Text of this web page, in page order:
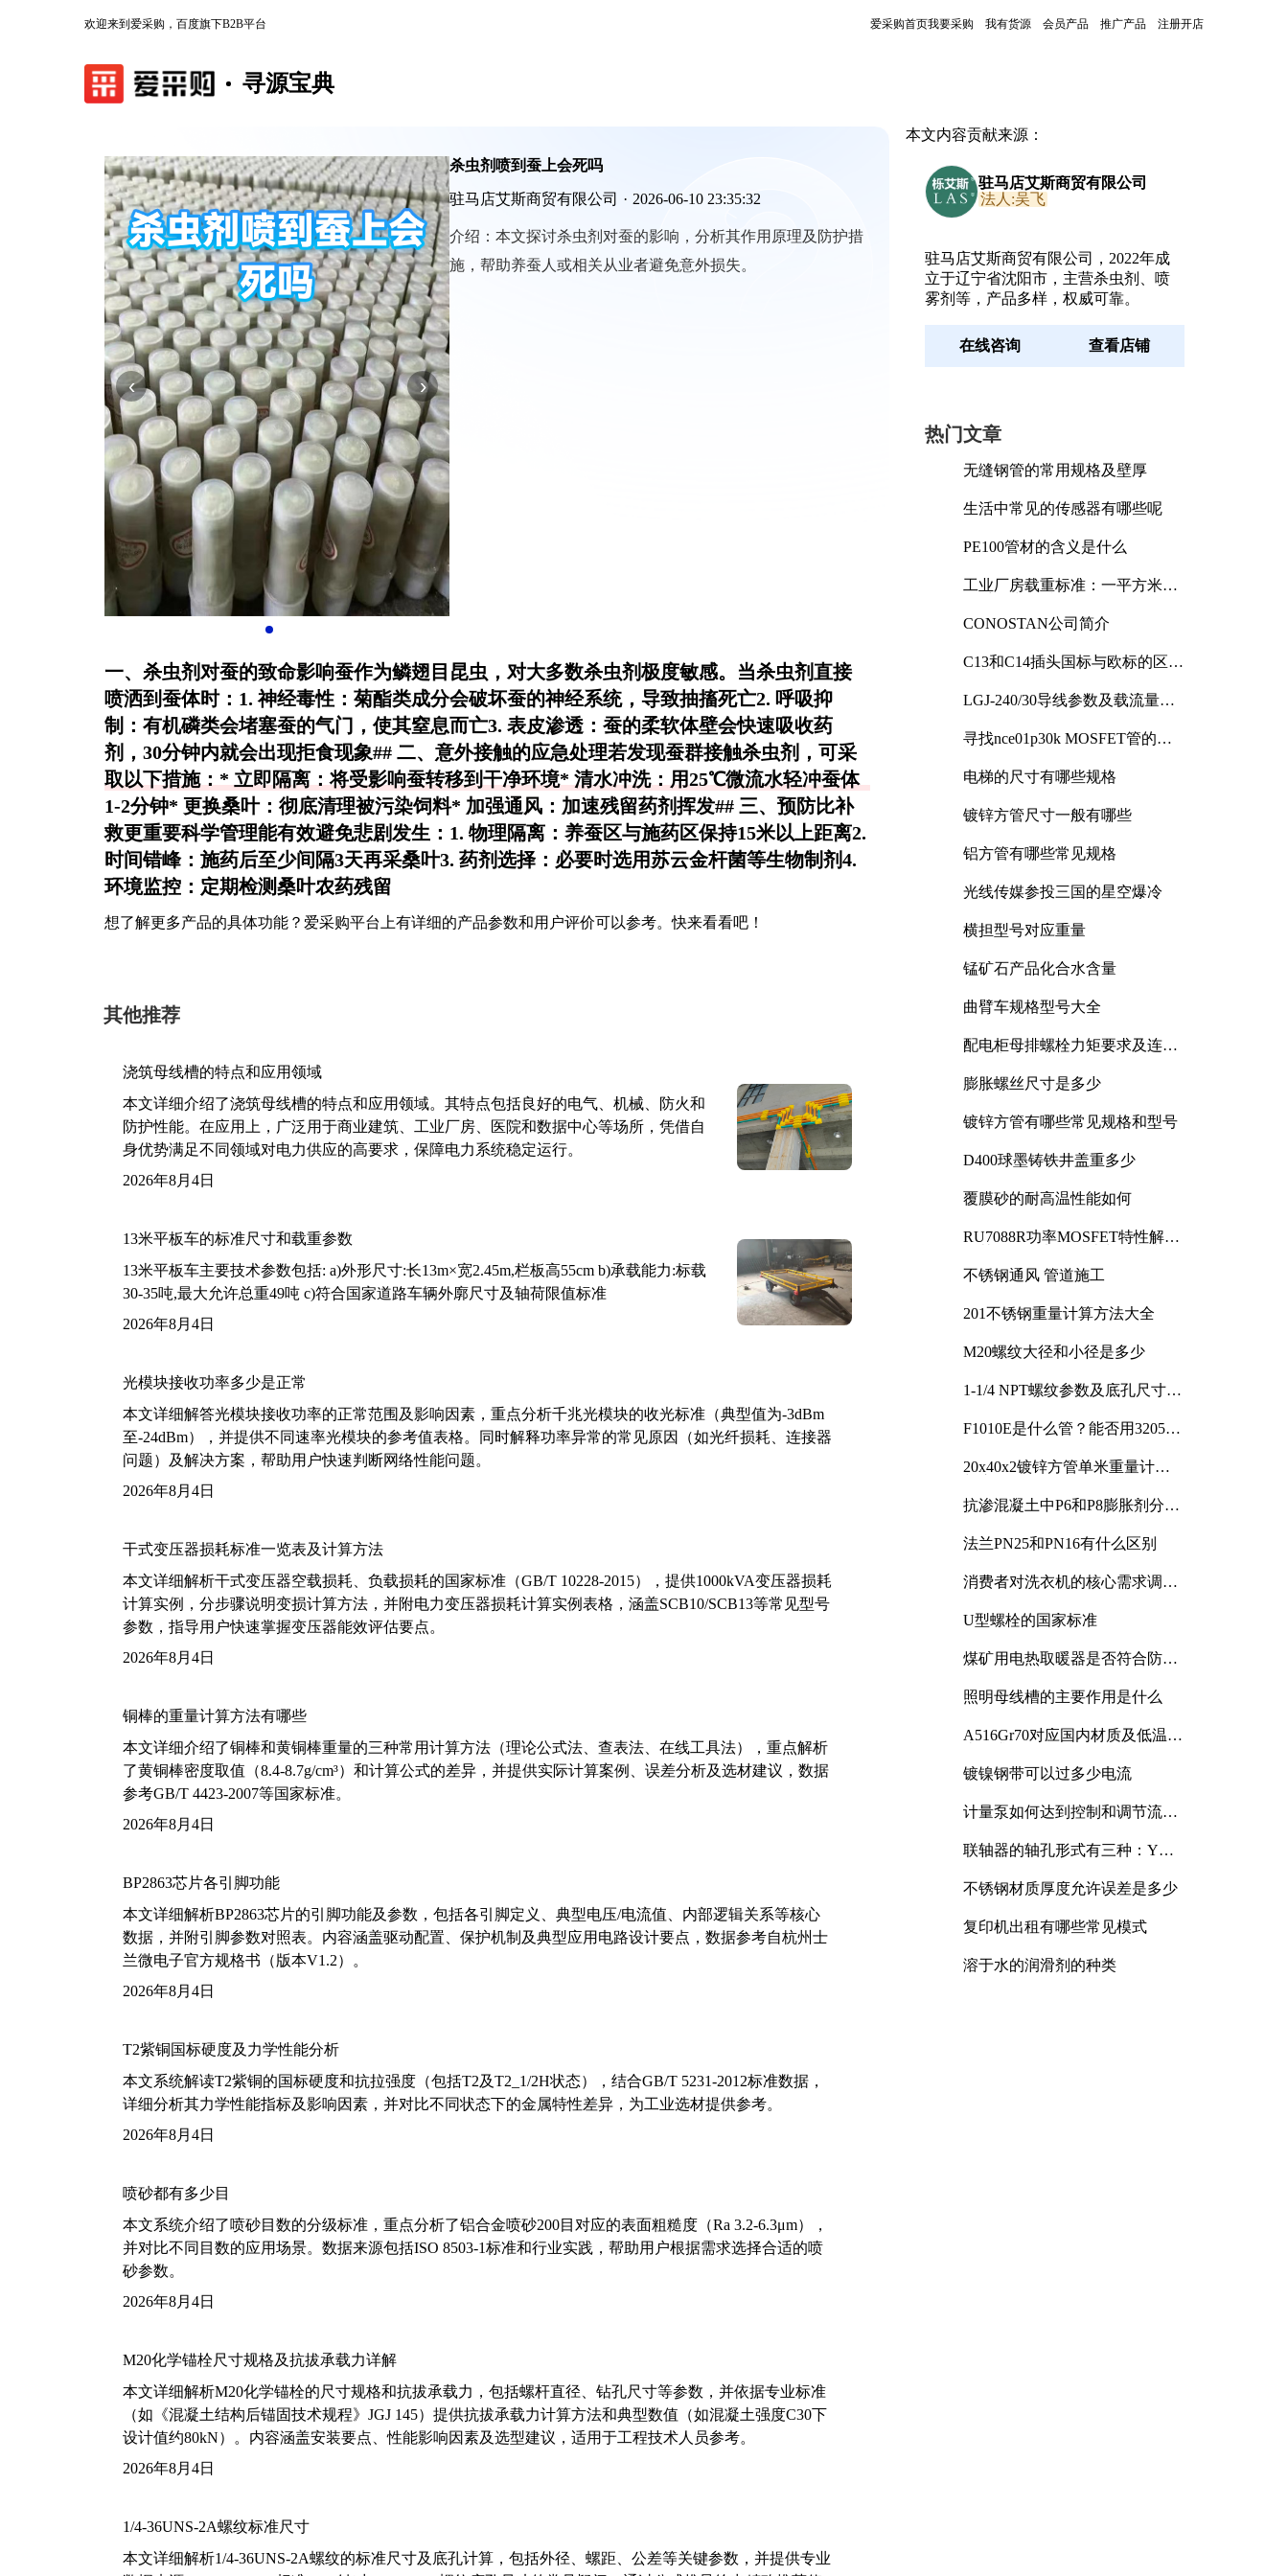
欢迎来到爱采购，百度旗下B2B平台 爱采购首页我要采购 我有货源 会员产品 推广产品 注册开店
寻源宝典
‹ ›
杀虫剂喷到蚕上会死吗
驻马店艾斯商贸有限公司 · 2026-06-10 23:35:32
介绍： 本文探讨杀虫剂对蚕的影响，分析其作用原理及防护措
施，帮助养蚕人或相关从业者避免意外损失。
一、杀虫剂对蚕的致命影响蚕作为鳞翅目昆虫，对大多数杀虫剂极度敏感。当杀虫剂直接
喷洒到蚕体时：1.神经毒性 ：菊酯类成分会破坏蚕的神经系统，导致抽搐死亡2. 呼吸抑
制 ：有机磷类会堵塞蚕的气门，使其窒息而亡3. 表皮渗透 ：蚕的柔软体壁会快速吸收药
剂，30分钟内就会出现拒食现象## 二、意外接触的应急处理若发现蚕群接触杀虫剂，可采
取以下措施：* 立即隔离 ：将受影响蚕转移到干净环境* 清水冲洗：用25℃微流水轻冲蚕体
1-2分钟* 更换桑叶：彻底清理被污染饲料* 加强通风 ：加速残留药剂挥发## 三、预防比补
救更重要科学管理能有效避免悲剧发生：1. 物理隔离 ：养蚕区与施药区保持15米以上距离2.
时间错峰：施药后至少间隔3天再采桑叶3. 药剂选择 ：必要时选用苏云金杆菌等生物制剂4.
环境监控 ：定期检测桑叶农药残留
想了解更多产品的具体功能？爱采购平台上有详细的产品参数和用户评价可以参考。快来看看吧！
其他推荐
浇筑母线槽的特点和应用领域
本文详细介绍了浇筑母线槽的特点和应用领域。其特点包括良好的电气、机械、防火和
防护性能。在应用上，广泛用于商业建筑、工业厂房、医院和数据中心等场所，凭借自
身优势满足不同领域对电力供应的高要求，保障电力系统稳定运行。
2026年8月4日
13米平板车的标准尺寸和载重参数
13米平板车主要技术参数包括: a)外形尺寸:长13m×宽2.45m,栏板高55cm b)承载能力:标载
30-35吨,最大允许总重49吨 c)符合国家道路车辆外廓尺寸及轴荷限值标准
2026年8月4日
光模块接收功率多少是正常
本文详细解答光模块接收功率的正常范围及影响因素，重点分析千兆光模块的收光标准（典型值为-3dBm
至-24dBm），并提供不同速率光模块的参考值表格。同时解释功率异常的常见原因（如光纤损耗、连接器
问题）及解决方案，帮助用户快速判断网络性能问题。
2026年8月4日
干式变压器损耗标准一览表及计算方法
本文详细解析干式变压器空载损耗、负载损耗的国家标准（GB/T 10228-2015），提供1000kVA变压器损耗
计算实例，分步骤说明变损计算方法，并附电力变压器损耗计算实例表格，涵盖SCB10/SCB13等常见型号
参数，指导用户快速掌握变压器能效评估要点。
2026年8月4日
铜棒的重量计算方法有哪些
本文详细介绍了铜棒和黄铜棒重量的三种常用计算方法（理论公式法、查表法、在线工具法），重点解析
了黄铜棒密度取值（8.4-8.7g/cm³）和计算公式的差异，并提供实际计算案例、误差分析及选材建议，数据
参考GB/T 4423-2007等国家标准。
2026年8月4日
BP2863芯片各引脚功能
本文详细解析BP2863芯片的引脚功能及参数，包括各引脚定义、典型电压/电流值、内部逻辑关系等核心
数据，并附引脚参数对照表。内容涵盖驱动配置、保护机制及典型应用电路设计要点，数据参考自杭州士
兰微电子官方规格书（版本V1.2）。
2026年8月4日
T2紫铜国标硬度及力学性能分析
本文系统解读T2紫铜的国标硬度和抗拉强度（包括T2及T2_1/2H状态），结合GB/T 5231-2012标准数据，
详细分析其力学性能指标及影响因素，并对比不同状态下的金属特性差异，为工业选材提供参考。
2026年8月4日
喷砂都有多少目
本文系统介绍了喷砂目数的分级标准，重点分析了铝合金喷砂200目对应的表面粗糙度（Ra 3.2-6.3μm），
并对比不同目数的应用场景。数据来源包括ISO 8503-1标准和行业实践，帮助用户根据需求选择合适的喷
砂参数。
2026年8月4日
M20化学锚栓尺寸规格及抗拔承载力详解
本文详细解析M20化学锚栓的尺寸规格和抗拔承载力，包括螺杆直径、钻孔尺寸等参数，并依据专业标准
（如《混凝土结构后锚固技术规程》JGJ 145）提供抗拔承载力计算方法和典型数值（如混凝土强度C30下
设计值约80kN）。内容涵盖安装要点、性能影响因素及选型建议，适用于工程技术人员参考。
2026年8月4日
1/4-36UNS-2A螺纹标准尺寸
本文详细解析1/4-36UNS-2A螺纹的标准尺寸及底孔计算，包括外径、螺距、公差等关键参数，并提供专业
本文内容贡献来源：
驻马店艾斯商贸有限公司
法人:吴飞
驻马店艾斯商贸有限公司，2022年成
立于辽宁省沈阳市，主营杀虫剂、喷
雾剂等，产品多样，权威可靠。
在线咨询 查看店铺
热门文章
无缝钢管的常用规格及壁厚
生活中常见的传感器有哪些呢
PE100管材的含义是什么
工业厂房载重标准：一平方米能
CONOSTAN公司简介
C13和C14插头国标与欧标的区别
LGJ-240/30导线参数及载流量解
寻找nce01p30k MOSFET管的合
电梯的尺寸有哪些规格
镀锌方管尺寸一般有哪些
铝方管有哪些常见规格
光线传媒参投三国的星空爆冷
横担型号对应重量
锰矿石产品化合水含量
曲臂车规格型号大全
配电柜母排螺栓力矩要求及连接
膨胀螺丝尺寸是多少
镀锌方管有哪些常见规格和型号
D400球墨铸铁井盖重多少
覆膜砂的耐高温性能如何
RU7088R功率MOSFET特性解析
不锈钢通风 管道施工
201不锈钢重量计算方法大全
M20螺纹大径和小径是多少
1-1/4 NPT螺纹参数及底孔尺寸详
F1010E是什么管？能否用3205或
20x40x2镀锌方管单米重量计算
抗渗混凝土中P6和P8膨胀剂分别
法兰PN25和PN16有什么区别
消费者对洗衣机的核心需求调研
U型螺栓的国家标准
煤矿用电热取暖器是否符合防爆
照明母线槽的主要作用是什么
A516Gr70对应国内材质及低温冲
镀镍钢带可以过多少电流
计量泵如何达到控制和调节流量
联轴器的轴孔形式有三种：Y
不锈钢材质厚度允许误差是多少
复印机出租有哪些常见模式
溶于水的润滑剂的种类